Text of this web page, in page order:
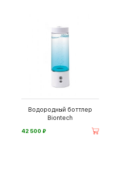
Водородный боттлер
Biontech
42 500 ⃏